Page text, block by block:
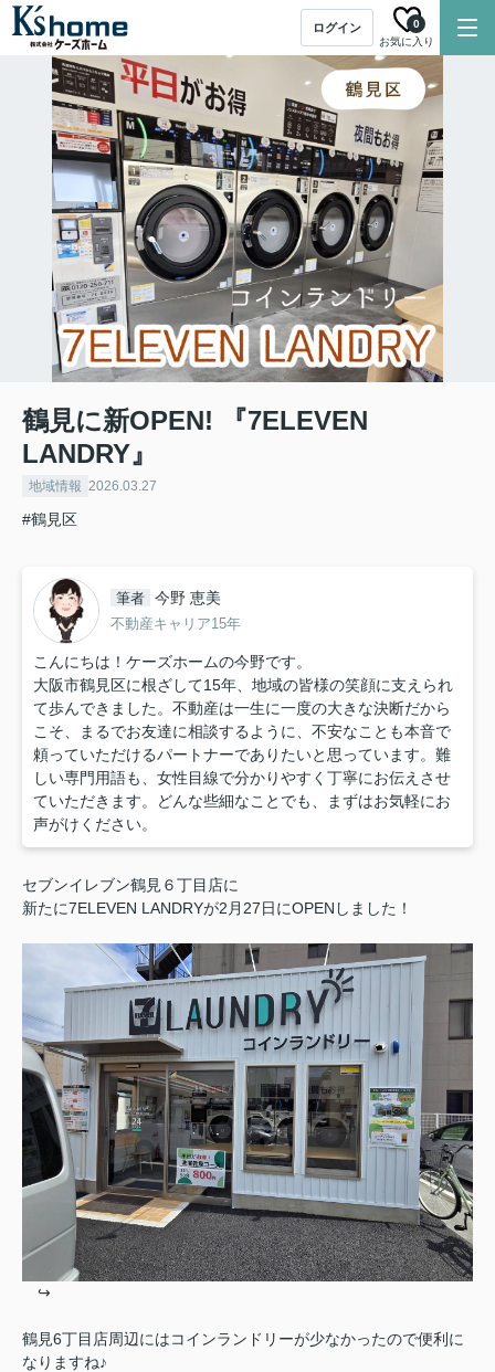
ログイン
お気に入り
0
鶴見に新OPEN! 『7ELEVEN
LANDRY』
地域情報 2026.03.27
#鶴見区
筆者 今野 恵美
不動産キャリア15年
こんにちは！ケーズホームの今野です。
大阪市鶴見区に根ざして15年、地域の皆様の笑顔に支えられ
て歩んできました。不動産は一生に一度の大きな決断だから
こそ、まるでお友達に相談するように、不安なことも本音で
頼っていただけるパートナーでありたいと思っています。難
しい専門用語も、女性目線で分かりやすく丁寧にお伝えさせ
ていただきます。どんな些細なことでも、まずはお気軽にお
声がけください。
セブンイレブン鶴見６丁目店に
新たに7ELEVEN LANDRYが2月27日にOPENしました！
↪︎
鶴見6丁目店周辺にはコインランドリーが少なかったので便利に
なりますね♪